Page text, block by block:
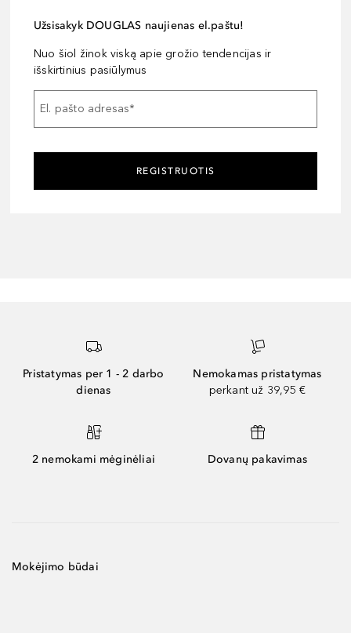
Užsisakyk DOUGLAS naujienas el.paštu!
Nuo šiol žinok viską apie grožio tendencijas ir
išskirtinius pasiūlymus
El. pašto adresas*
REGISTRUOTIS
Pristatymas per 1 - 2 darbo
dienas
Nemokamas pristatymas
perkant už 39,95 €
2 nemokami mėginėliai Dovanų pakavimas
Mokėjimo būdai